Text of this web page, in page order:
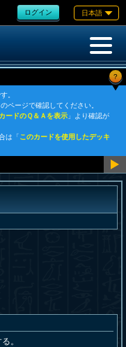
ログイン 日本語
?
。
ページで確認してください。
ードのＱ＆Ａを表示 」より確認が
は「このカードを使用したデッキ
。